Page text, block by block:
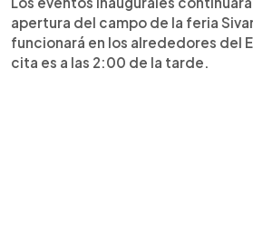
apertura del campo de la feria
funcionará en los alrededores del
cita es a las 2:00 de la tarde.